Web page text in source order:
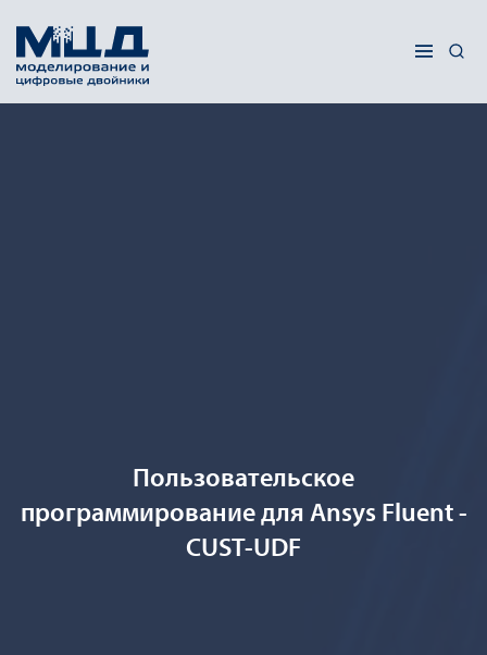
Пользовательское
программирование для Ansys Fluent -
CUST-UDF